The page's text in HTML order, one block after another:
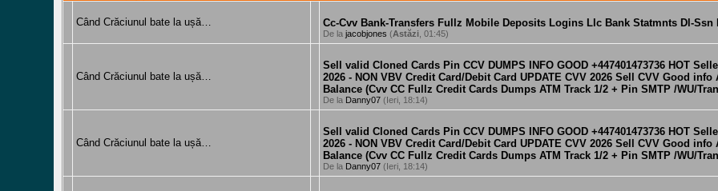
Când Crăciunul bate la ușă… Cc-Cvv Bank-Transfers Fullz Mobile Deposits Logins Llc Bank Statmnts Dl-Ssn
De lajacobjones (Astăzi , 01:45)
Când Crăciunul bate la ușă…
Sell valid Cloned Cards Pin CCV DUMPS INFO GOOD +447401473736 HOT
2026 - NON VBV Credit Card/Debit Card UPDATE CVV 2026 Sell CVV Good info
Balance (Cvv CC Fullz Credit Cards Dumps ATM Track 1/2 + Pin SMTP /WU/
De la Danny07 (Ieri, 18:14)
Când Crăciunul bate la ușă…
Sell valid Cloned Cards Pin CCV DUMPS INFO GOOD +447401473736 HOT
2026 - NON VBV Credit Card/Debit Card UPDATE CVV 2026 Sell CVV Good info
Balance (Cvv CC Fullz Credit Cards Dumps ATM Track 1/2 + Pin SMTP /WU/
De la Danny07 (Ieri, 18:14)